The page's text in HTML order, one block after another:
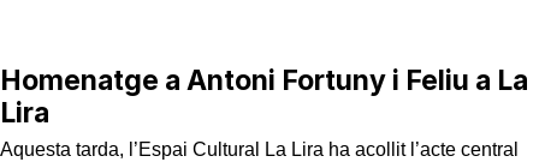
Homenatge a Antoni Fortuny i Feliu a La
Lira
Aquesta tarda, l’Espai Cultural La Lira ha acollit l’acte central